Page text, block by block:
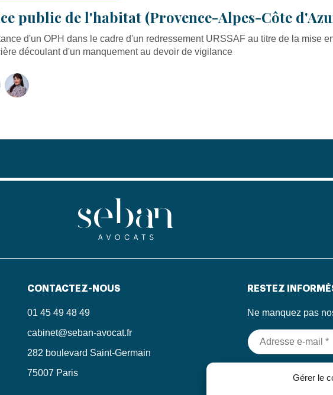
Gérer le
public de l'habitat (Provence-Alpes-Côte
d'un OPH dans le cadre d'un redressement URSSAF au titre de la mise
découlant d'un manquement au devoir de vigilance
CONTACTEZ-NOUS
01 45 49 48 49
cabinet@seban-avocat.fr
282 boulevard Saint-Germain
75007 Paris
RESTEZ
Ne manquez pas
En soumettant ce